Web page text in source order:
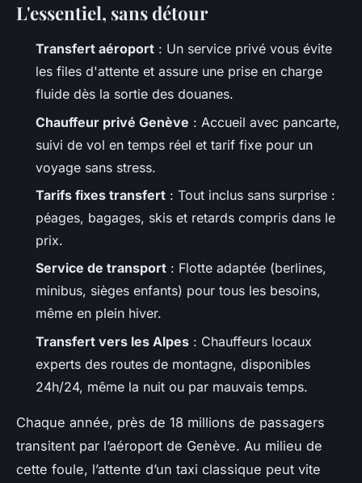
L'essentiel, sans détour
Transfert aéroport : Un service privé vous évite
les files d'attente et assure une prise en charge
fluide dès la sortie des douanes.
Chauffeur privé Genève : Accueil avec pancarte,
suivi de vol en temps réel et tarif fixe pour un
voyage sans stress.
Tarifs fixes transfert : Tout inclus sans surprise :
péages, bagages, skis et retards compris dans le
prix.
Service de transport : Flotte adaptée (berlines,
minibus, sièges enfants) pour tous les besoins,
même en plein hiver.
Transfert vers les Alpes : Chauffeurs locaux
experts des routes de montagne, disponibles
24h/24, même la nuit ou par mauvais temps.
Chaque année, près de 18 millions de passagers
transitent par l’aéroport de Genève. Au milieu de
cette foule, l’attente d’un taxi classique peut vite